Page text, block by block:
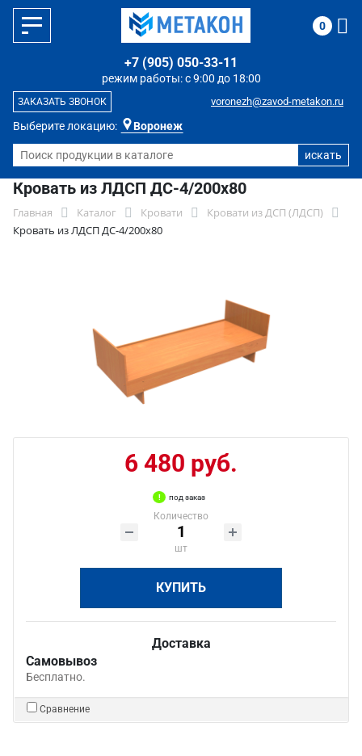
Выберите локацию: Воронеж
режим работы: с 9:00 до 18:00
+7 (905) 050-33-11
voronezh@zavod-metakon.ru
ЗАКАЗАТЬ ЗВОНОК
0
Кровать из ЛДСП ДС-4/200х80
Главная Каталог Кровати
Кровати из ДСП (ЛДСП)
Кровать из ЛДСП ДС-4/200х80
6 480 руб.
под заказ
Количество
шт
КУПИТЬ
Доставка
Самовывоз
Бесплатно.
Сравнение